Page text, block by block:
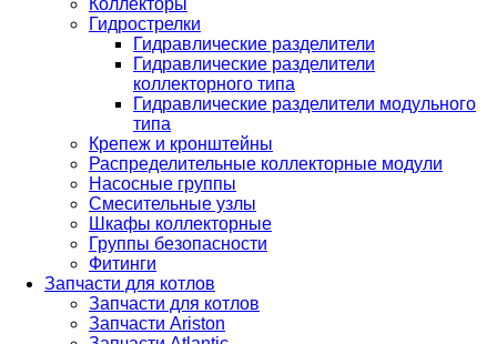
Коллекторы
Гидрострелки
Гидравлические разделители
Гидравлические разделители
коллекторного типа
Гидравлические разделители модульного
типа
Крепеж и кронштейны
Распределительные коллекторные модули
Насосные группы
Смесительные узлы
Шкафы коллекторные
Группы безопасности
Фитинги
Запчасти для котлов
Запчасти для котлов
Запчасти Ariston